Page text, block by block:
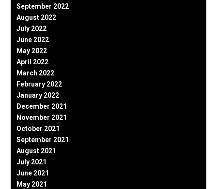
September 2022
August 2022
July 2022
June 2022
May 2022
April 2022
March 2022
February 2022
January 2022
December 2021
November 2021
October 2021
September 2021
August 2021
July 2021
June 2021
May 2021